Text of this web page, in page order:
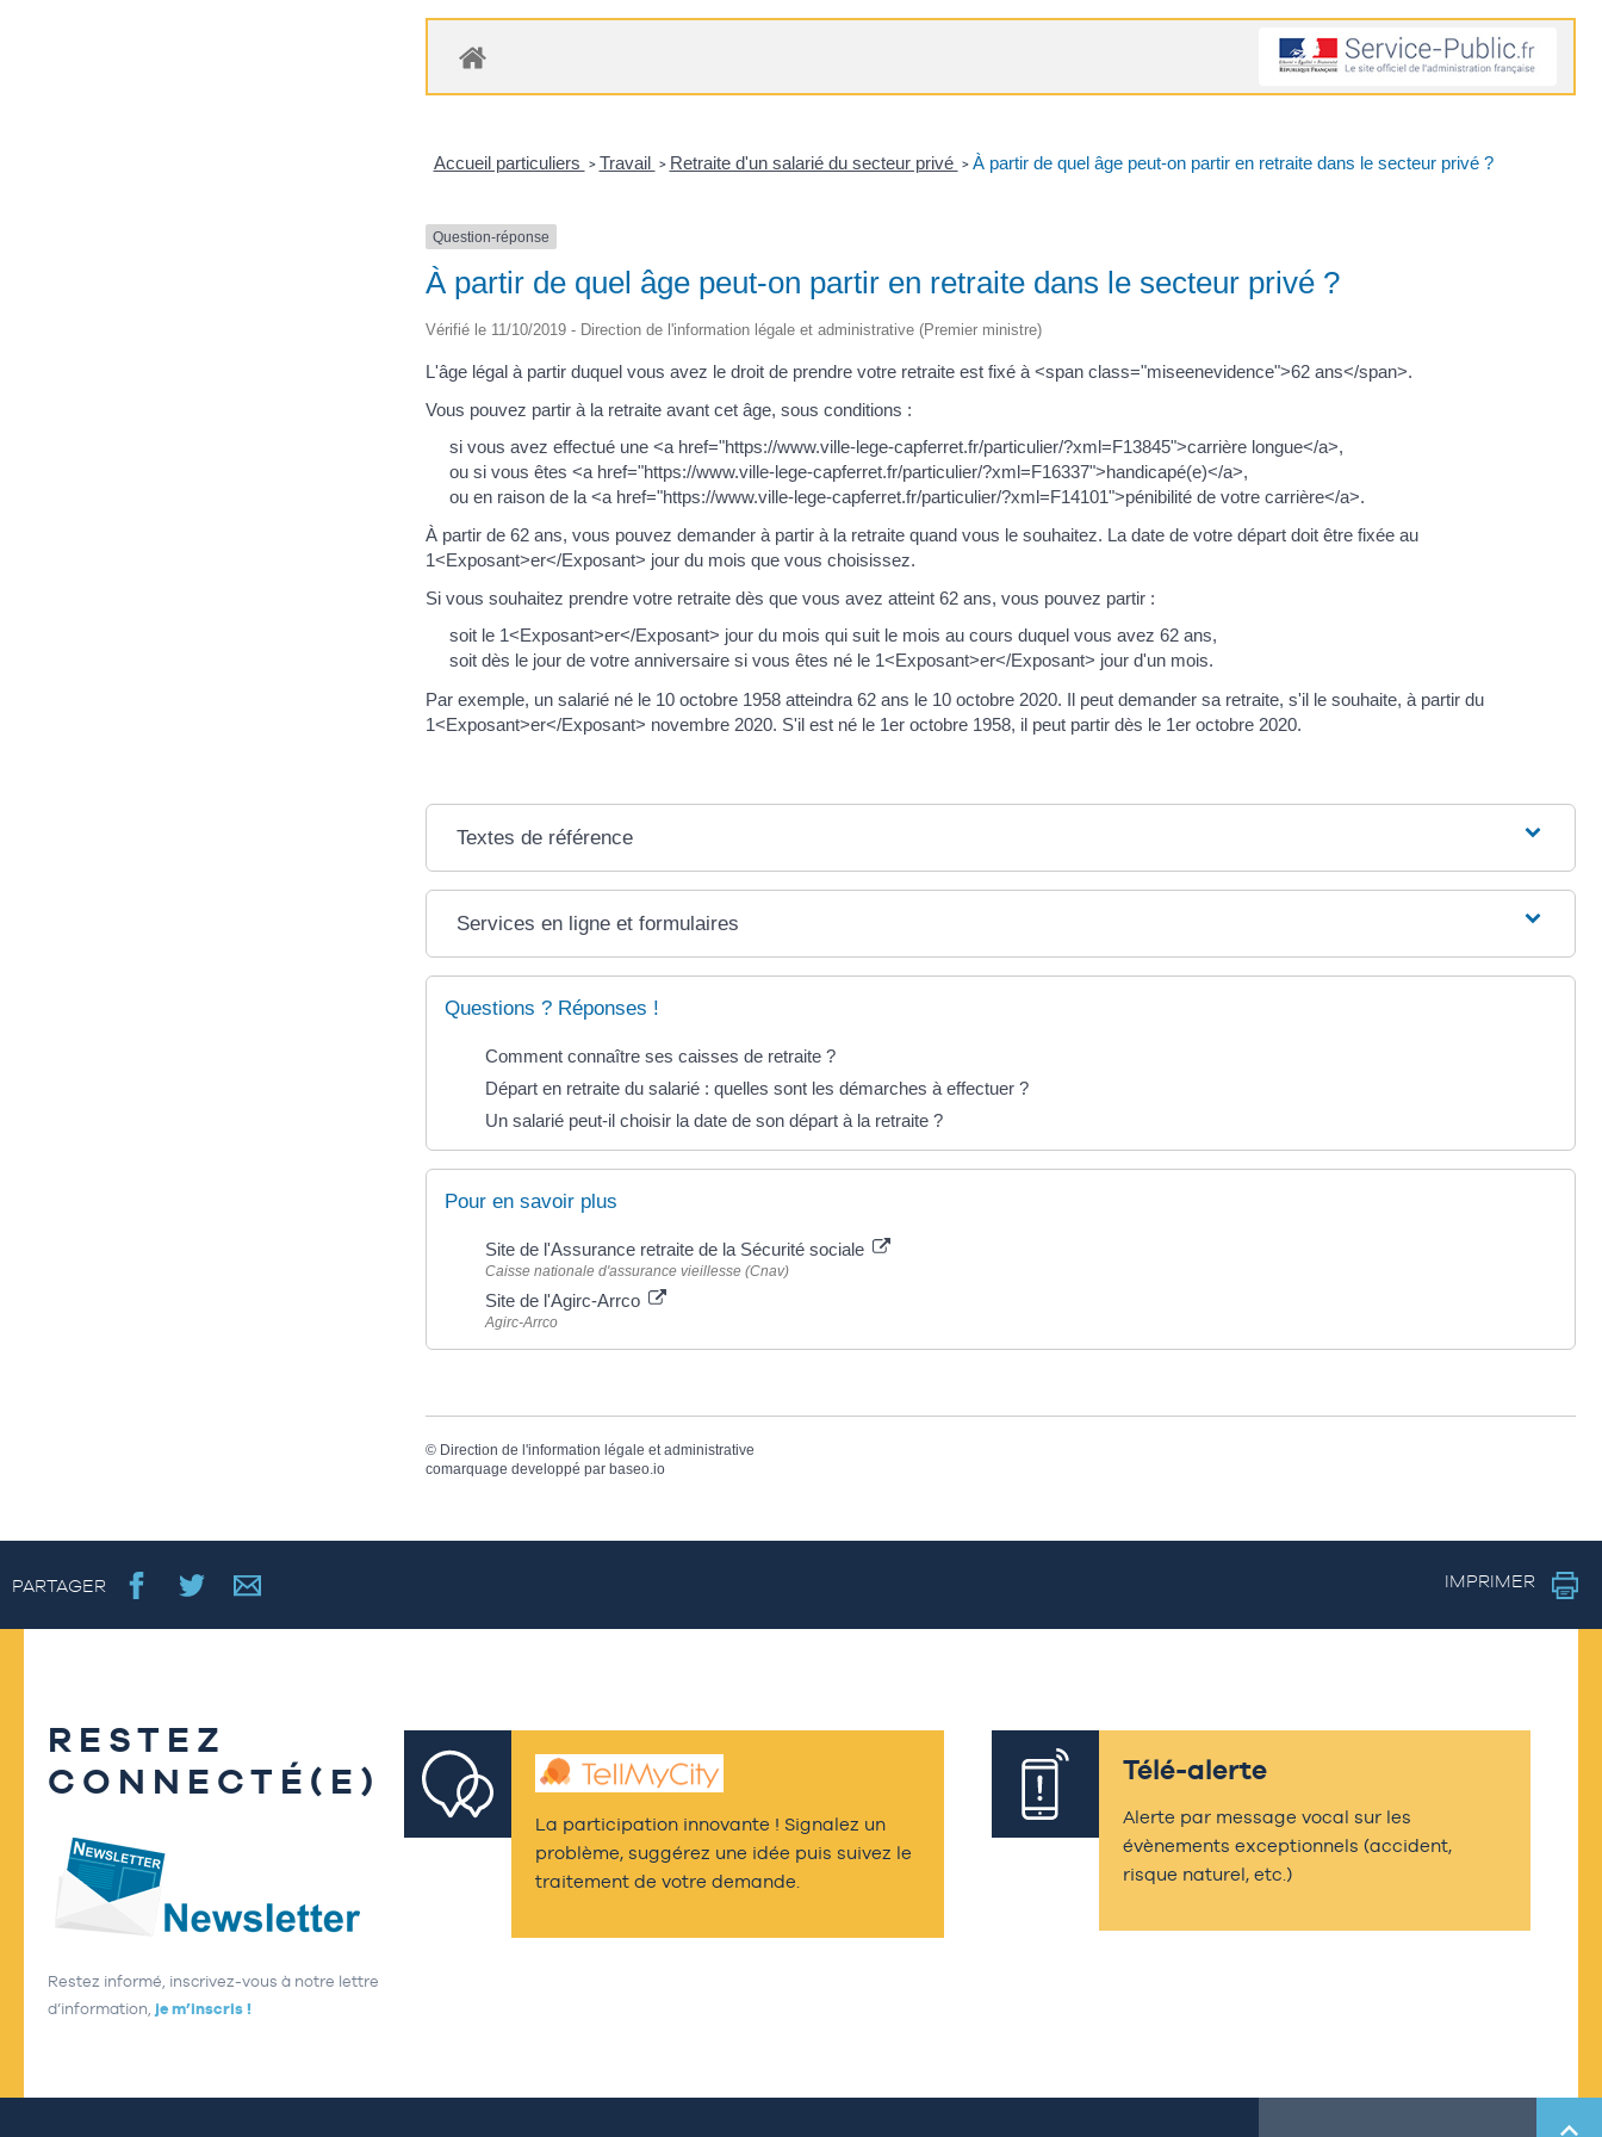
Accueil particuliers > Travail > Retraite d'un salarié du secteur privé > À partir de quel âge peut-on partir en retraite dans le secteur privé ?
Question-réponse
À partir de quel âge peut-on partir en retraite dans le secteur privé ?
Vérifié le 11/10/2019 - Direction de l'information légale et administrative (Premier ministre)
L'âge légal à partir duquel vous avez le droit de prendre votre retraite est fixé à <span class="miseenevidence">62 ans</span>.
Vous pouvez partir à la retraite avant cet âge, sous conditions :
si vous avez effectué une <a href="https://www.ville-lege-capferret.fr/particulier/?xml=F13845">carrière longue</a>,
ou si vous êtes <a href="https://www.ville-lege-capferret.fr/particulier/?xml=F16337">handicapé(e)</a>,
ou en raison de la <a href="https://www.ville-lege-capferret.fr/particulier/?xml=F14101">pénibilité de votre carrière</a>.
À partir de 62 ans, vous pouvez demander à partir à la retraite quand vous le souhaitez. La date de votre départ doit être fixée au
1<Exposant>er</Exposant> jour du mois que vous choisissez.
Si vous souhaitez prendre votre retraite dès que vous avez atteint 62 ans, vous pouvez partir :
soit le 1<Exposant>er</Exposant> jour du mois qui suit le mois au cours duquel vous avez 62 ans,
soit dès le jour de votre anniversaire si vous êtes né le 1<Exposant>er</Exposant> jour d'un mois.
Par exemple, un salarié né le 10 octobre 1958 atteindra 62 ans le 10 octobre 2020. Il peut demander sa retraite, s'il le souhaite, à partir du
1<Exposant>er</Exposant> novembre 2020. S'il est né le 1er octobre 1958, il peut partir dès le 1er octobre 2020.
Textes de référence
Services en ligne et formulaires
Questions ? Réponses !
Comment connaître ses caisses de retraite ?
Départ en retraite du salarié : quelles sont les démarches à effectuer ?
Un salarié peut-il choisir la date de son départ à la retraite ?
Pour en savoir plus
Site de l'Assurance retraite de la Sécurité sociale
Caisse nationale d'assurance vieillesse (Cnav)
Site de l'Agirc-Arrco
Agirc-Arrco
© Direction de l'information légale et administrative
comarquage developpé par baseo.io
PARTAGER IMPRIMER
RESTEZ
CONNECTÉ(E)
Restez informé, inscrivez-vous à notre lettre
d’information, je m’inscris !
La participation innovante ! Signalez un
problème, suggérez une idée puis suivez le
traitement de votre demande.
Télé-alerte
Alerte par message vocal sur les
évènements exceptionnels (accident,
risque naturel, etc.)